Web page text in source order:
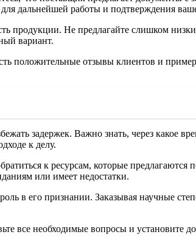
дальнейшей работы и подтверждения
продукции. Не предлагайте слишком
вариант.
положительные отзывы клиентов и
задержек. Важно знать, через какое
к делу.
к ресурсам, которые предлагаются
или имеет недостатки.
в его признании. Заказывая научные
все необходимые вопросы и установите